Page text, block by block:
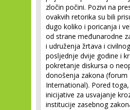
zločin počini. Pozivi na
ovakvih retorika su bili
dugo koliko i poricanja i
od strane međunarodne
i udruženja žrtava i
posljednje dvije godine i
pokretanje diskursa o
donošenja zakona (forum
International). Pored
inicijative za usvajanje
institucije zasebnog